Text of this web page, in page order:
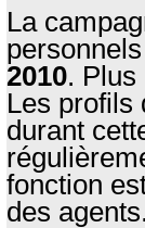
La
2010. Plus
Les profils
durant
fonction
des